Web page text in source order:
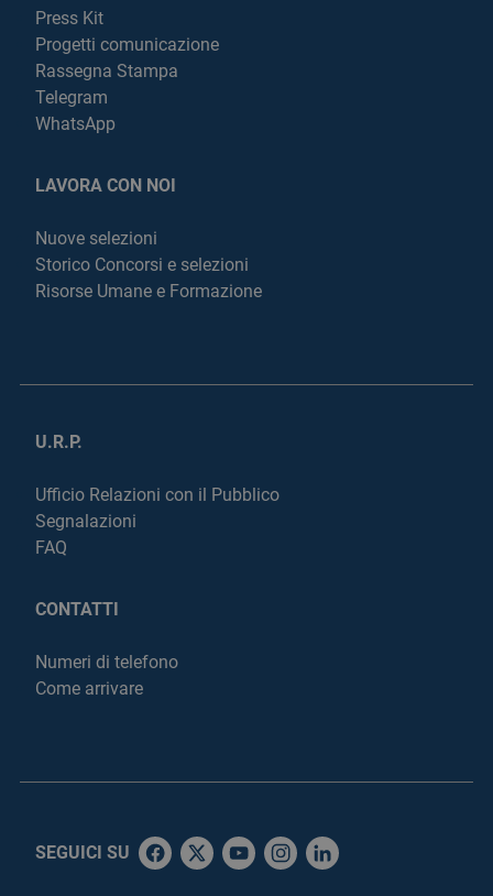
Press Kit
Progetti comunicazione
Rassegna Stampa
Telegram
WhatsApp
LAVORA CON NOI
Nuove selezioni
Storico Concorsi e selezioni
Risorse Umane e Formazione
U.R.P.
Ufficio Relazioni con il Pubblico
Segnalazioni
FAQ
CONTATTI
Numeri di telefono
Come arrivare
SEGUICI SU